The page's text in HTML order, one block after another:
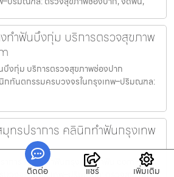
ทำฟันบึงกุ่ม บริการตรวจสุขภาพ
บึงกุ่ม บริการตรวจสุขภาพช่องปาก
ทันตกรรมครบวงจรในกรุงเทพ–ปริมณฑล:
ทรปราการ คลินิกทำฟันกรุงเทพ
ราการ คลินิกทำฟันกรุงเทพ ทำฟัน.com —
ติดต่อ แชร์ เพิ่มเติม